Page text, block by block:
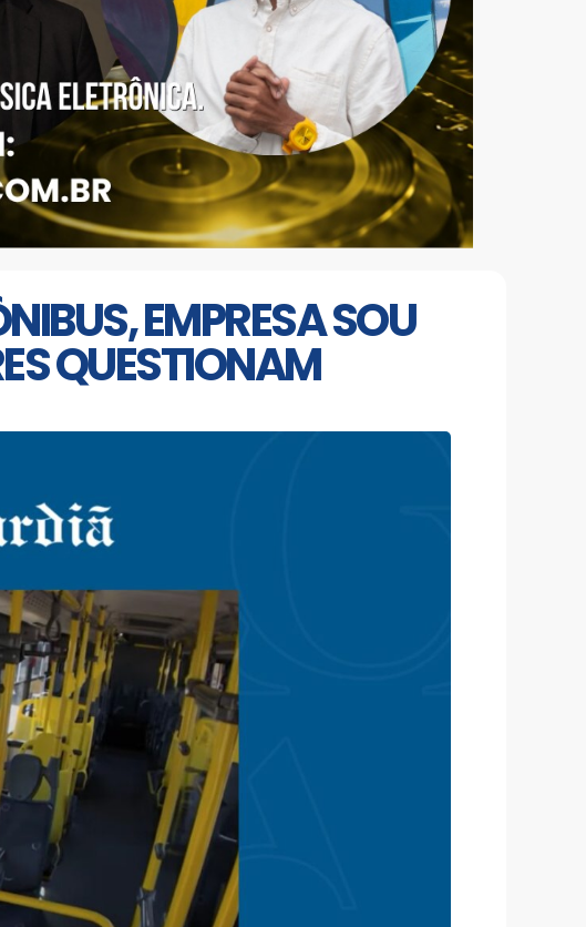
EMPRESA SOU
QUESTIONAM